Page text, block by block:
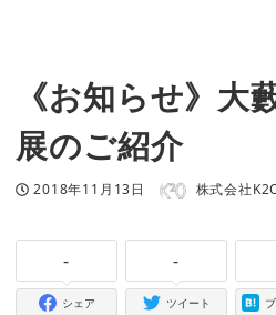
《お知らせ》大
展のご紹介
投稿日
2018年11月13日 著者 株式会社
-
シェア
-
ツイート